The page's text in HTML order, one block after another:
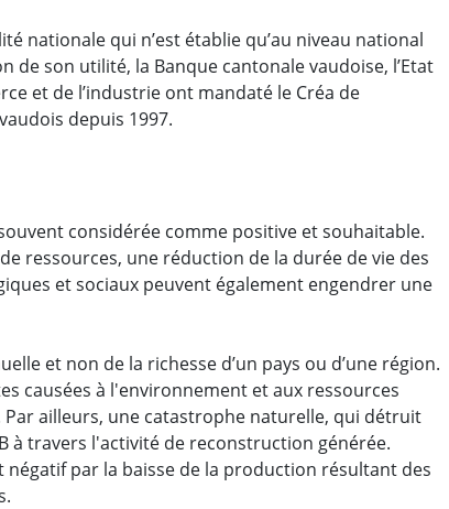
nationale qui n’est établie qu’au niveau national
de son utilité, la Banque cantonale vaudoise, l’Etat
et de l’industrie ont mandaté le Créa de
depuis 1997.
considérée comme positive et souhaitable.
ressources, une réduction de la durée de vie des
et sociaux peuvent également engendrer une
et non de la richesse d’un pays ou d’une région.
causées à l'environnement et aux ressources
ailleurs, une catastrophe naturelle, qui détruit
à travers l'activité de reconstruction générée.
par la baisse de la production résultant des